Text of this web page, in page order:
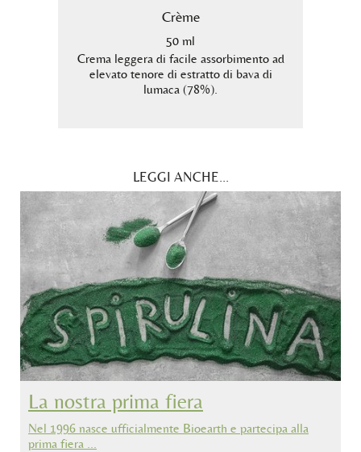
Crème
50 ml
Crema leggera di facile assorbimento ad
elevato tenore di estratto di bava di
lumaca (78%).
LEGGI ANCHE...
La nostra prima fiera
Nel 1996 nasce ufficialmente Bioearth e partecipa alla
prima fiera …